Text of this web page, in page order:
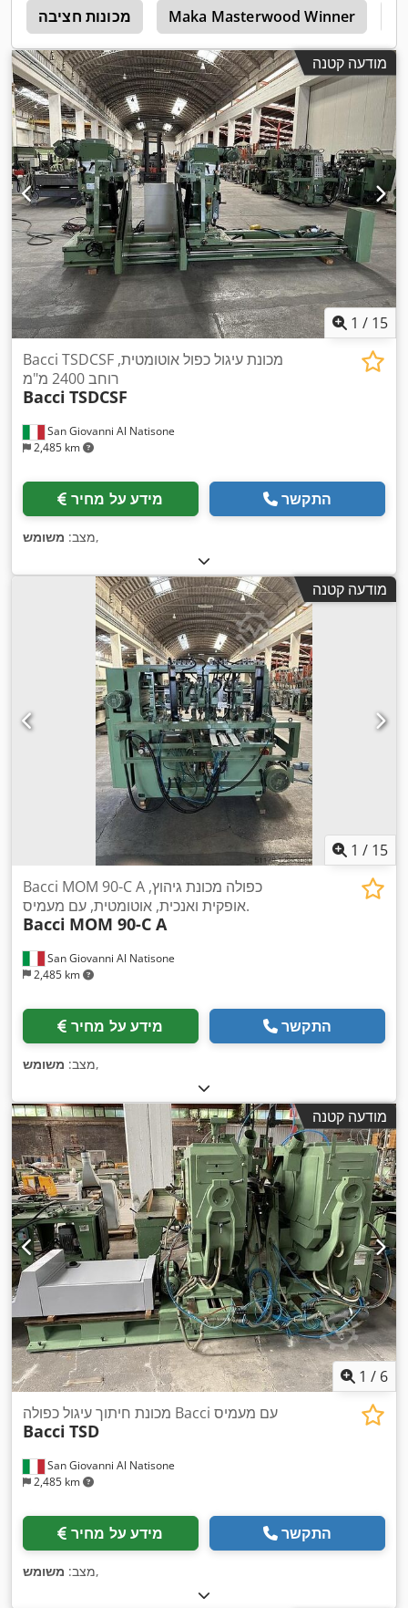
מכונות חציבה Maka Masterwood Winner
מודעה קטנה
1 / 15
San Giovanni Al Natisone
2,485 km
Bacci TSDCSF מכונת עיגול כפול אוטומטית,
רוחב 2400 מ"מ
Bacci TSDCSF
מידע על מחיר התקשר
מצב: משומש ,
מודעה קטנה
1 / 15
San Giovanni Al Natisone
2,485 km
Bacci MOM 90-C A כפולה מכונת גיהוץ,
אופקית ואנכית, אוטומטית, עם מעמיס.
Bacci MOM 90-C A
מידע על מחיר התקשר
מצב: משומש ,
מודעה קטנה
1 / 6
San Giovanni Al Natisone
2,485 km
מכונת חיתוך עיגול כפולה Bacci עם מעמיס
Bacci TSD
מידע על מחיר התקשר
מצב: משומש ,